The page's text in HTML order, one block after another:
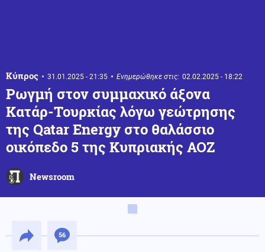
Κύπρος 31.01.2025 - 21:35 Ενημερώθηκε στις: 02.02.2025 - 18:22
Ρωγμή στον συμμαχικό άξονα
Κατάρ-Τουρκίας λόγω γεώτρησης
της Qatar Energy στο θαλάσσιο
οικόπεδο 5 της Κυπριακής ΑΟΖ
Newsroom
56